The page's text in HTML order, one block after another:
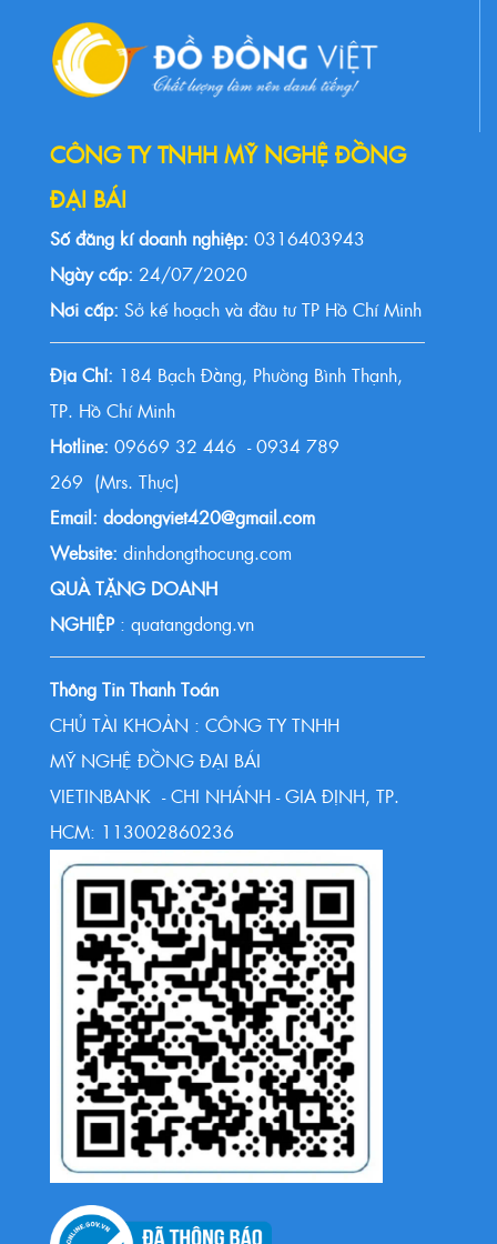
CÔNG TY TNHH MỸ NGHỆ ĐỒNG
ĐẠI BÁI
Số đăng kí doanh nghiệp: 0316403943
Ngày cấp: 24/07/2020
Nơi cấp: Sở kế hoạch và đầu tư TP Hồ Chí Minh
Địa Chỉ: 184 Bạch Đằng, Phường Bình Thạnh,
TP. Hồ Chí Minh
Hotline: 09669 32 446 - 0934 789
269 (Mrs. Thực)
Email: dodongviet420@gmail.com
Website: dinhdongthocung.com
QUÀ TẶNG DOANH
NGHIỆP : quatangdong.vn
Thông Tin Thanh Toán
CHỦ TÀI KHOẢN : CÔNG TY TNHH
MỸ NGHỆ ĐỒNG ĐẠI BÁI
VIETINBANK - CHI NHÁNH - GIA ĐỊNH, TP.
HCM: 113002860236